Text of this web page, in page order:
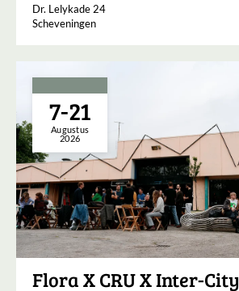
Dr. Lelykade 24
Scheveningen
7-21
Augustus
2026
Flora X CRU X Inter-City